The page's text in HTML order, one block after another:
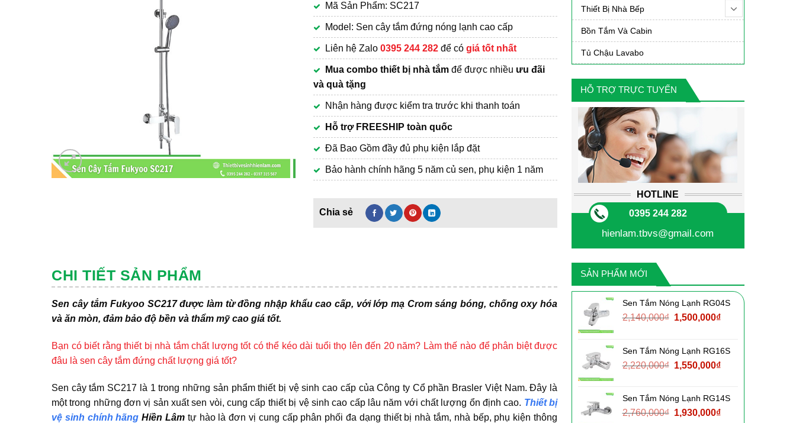
Thiết Bị Nhà Bếp
Bồn Tắm Và Cabin
Tủ Chậu Lavabo
HỖ TRỢ TRỰC TUYẾN
HOTLINE
0395 244 282
hienlam.tbvs@gmail.com
SẢN PHẨM MỚI
Sen Tắm Nóng Lạnh RG04S
2,140,000₫ Giá
2,140,000₫.
1,500,000₫Giá
là:
1,500,000₫.
Sen Tắm Nóng Lạnh RG16S
2,220,000₫ Giá
2,220,000₫.
1,550,000₫Giá
là:
1,550,000₫.
Sen Tắm Nóng Lạnh RG14S
2,760,000₫ Giá
1,930,000₫Giá
là:
5,845,000₫.
hiện
tại
là:
4,590,000₫.
Mã Sản Phẩm: SC217
Model: Sen cây tắm đứng nóng lạnh cao cấp
Liên hệ Zalo0395 244 282 để cógiá tốt nhất
Mua combo thiết bị nhà tắm để được nhiều ưu đãi
và quà tặng
Nhận hàng được kiểm tra trước khi thanh toán
Hỗ trợ FREESHIP toàn quốc
Đã Bao Gồm đầy đủ phụ kiện lắp đặt
Bảo hành chính hãng 5 năm củ sen, phụ kiện 1 năm
CHI TIẾT SẢN PHẨM
Sen cây tắm Fukyoo SC217 được làm từ đồng nhập khẩu cao cấp, với lớp mạ Crom sáng bóng, chống oxy hóa
và ăn mòn, đảm bảo độ bền và thẩm mỹ cao giá tốt.
Bạn có biết rằng thiết bị nhà tắm chất lượng tốt có thể kéo dài tuổi thọ lên đến 20 năm? Làm thế nào để phân biệt được
đâu là sen cây tắm đứng chất lượng giá tốt?
Sen cây tắm SC217 là 1 trong những sản phẩm thiết bị vệ sinh cao cấp của Công ty Cổ phần Brasler Việt Nam. Đây là
một trong những đơn vị sản xuất sen vòi, cung cấp thiết bị vệ sinh cao cấp lâu năm với chất lượng ổn định cao. Thiết bị
vệ sinh chính hãng Hiền Lâm tự hào là đơn vị cung cấp phân phối đa dạng thiết bị nhà tắm, nhà bếp, phụ kiện thông